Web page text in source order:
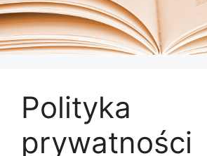
Polityka
prywatności